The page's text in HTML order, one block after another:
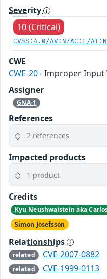
Severity
10 (Critical)
CVSS:4.0/AV:N/AC:L/
CWE
CWE-20- Improper Input
Assigner
GNA-1
References
2 references
Impacted products
1 product
Credits
Kyu Neushwaistein aka
Simon Josefsson
Relationships
related CVE-2007-0882
related CVE-1999-0113